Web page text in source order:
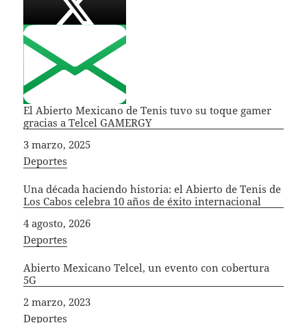
El Abierto Mexicano de Tenis tuvo su toque gamer
gracias a Telcel GAMERGY
Fecha
3 marzo, 2025
In relation to
Deportes
Una década haciendo historia: el Abierto de Tenis de
Los Cabos celebra 10 años de éxito internacional
Fecha
4 agosto, 2026
In relation to
Deportes
Abierto Mexicano Telcel, un evento con cobertura
5G
Fecha
2 marzo, 2023
In relation to
Deportes